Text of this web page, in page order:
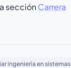
secciónCarrera
ingeniería en sistemas